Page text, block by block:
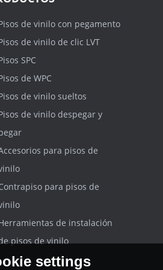
de vinilo con pegamento
de vinilo de clic LVT
SPC
de WPC
de vinilo sueltos
de vinilo despegar y
para pisos de
para pisos de
de instalación
pisos de vinilo
settings